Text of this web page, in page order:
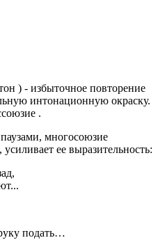
) - избыточное повторение
интонационную окраску.
.
многосоюзие
ее выразительность:
подать…